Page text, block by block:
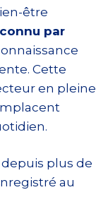
être
par
Cette
en pleine
plus de
au